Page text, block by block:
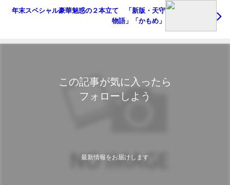
年末スペシャル豪華魅惑の２本立て 「新版・天守
物語」「かもめ」
この記事が気に入ったら
フォローしよう
最新情報をお届けします